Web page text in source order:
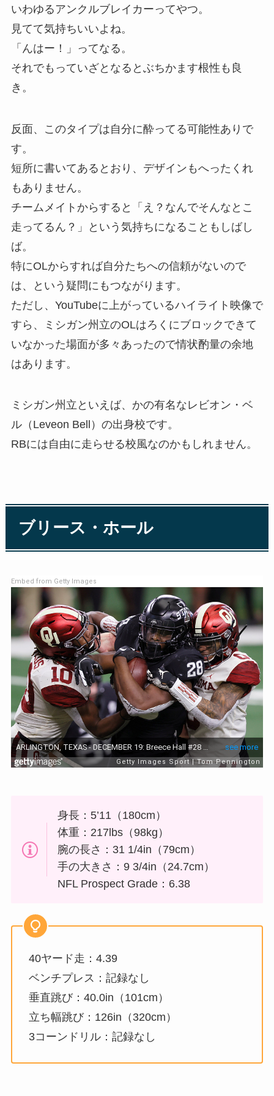
いわゆるアンクルブレイカーってやつ。
見てて気持ちいいよね。
「んはー！」ってなる。
それでもっていざとなるとぶちかます根性も良
き。
反面、このタイプは自分に酔ってる可能性ありで
す。
短所に書いてあるとおり、デザインもへったくれ
もありません。
チームメイトからすると「え？なんでそんなとこ
走ってるん？」という気持ちになることもしばし
ば。
特にOLからすれば自分たちへの信頼がないので
は、という疑問にもつながります。
ただし、YouTubeに上がっているハイライト映像で
すら、ミシガン州立のOLはろくにブロックできて
いなかった場面が多々あったので情状酌量の余地
はあります。
ミシガン州立といえば、かの有名なレビオン・ベ
ル（Leveon Bell）の出身校です。
RBには自由に走らせる校風なのかもしれません。
ブリース・ホール
Embed from Getty Images
身長：5’11（180cm）
体重：217lbs（98kg）
腕の長さ：31 1/4in（79cm）
手の大きさ：9 3/4in（24.7cm）
NFL Prospect Grade：6.38
40ヤード走：4.39
ベンチプレス：記録なし
垂直跳び：40.0in（101cm）
立ち幅跳び：126in（320cm）
3コーンドリル：記録なし